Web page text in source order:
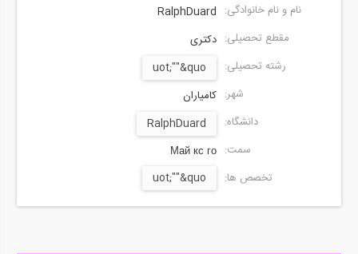
نام و نام خانوادگی: RalphDuard
مقطع تحصیلی: دکتری
رشته تحصیلی:
uot;""&quo
شهر: کامیاران
دانشگاه:
RalphDuard
سمت: Май кс го
تخصص ها:
uot;""&quo